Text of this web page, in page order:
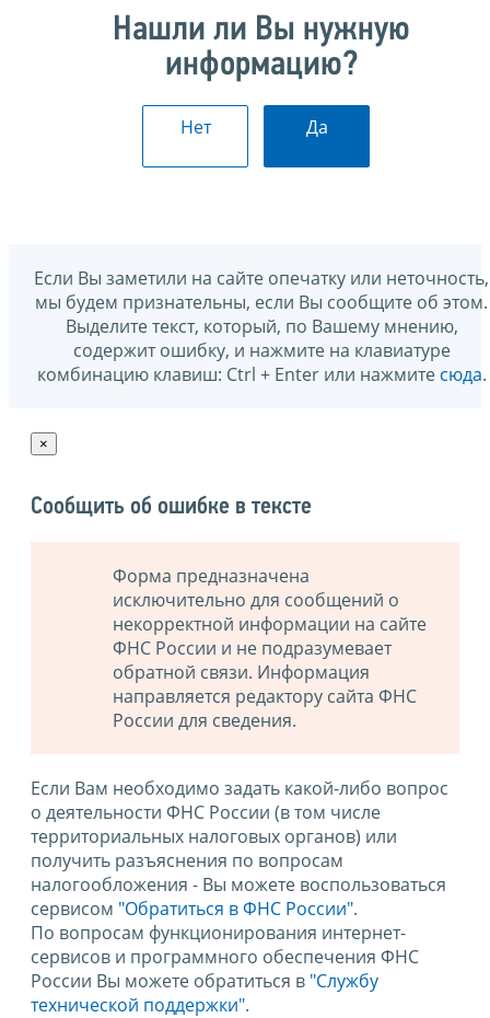
Нашли ли Вы нужную
информацию?
Нет Да
Если Вы заметили на сайте опечатку или неточность,
мы будем признательны, если Вы сообщите об этом.
Выделите текст, который, по Вашему мнению,
содержит ошибку, и нажмите на клавиатуре
комбинацию клавиш: Ctrl + Enter или нажмите сюда.
×
Сообщить об ошибке в тексте
Форма предназначена
исключительно для сообщений о
некорректной информации на сайте
ФНС России и не подразумевает
обратной связи. Информация
направляется редактору сайта ФНС
России для сведения.
Если Вам необходимо задать какой-либо вопрос
о деятельности ФНС России (в том числе
территориальных налоговых органов) или
получить разъяснения по вопросам
налогообложения - Вы можете воспользоваться
сервисом "Обратиться в ФНС России".
По вопросам функционирования интернет-
сервисов и программного обеспечения ФНС
России Вы можете обратиться в "Службу
технической поддержки".